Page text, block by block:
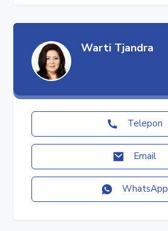
#rumahproperti
#tanjungduren
#apartemenmediterania
#apartemendijual
#apartemendisewa
#jualapartemen
#apartemenstrategis
#apartemen
#apartemenjakarta
#apartemenjakartabarat
Warti Tjandra
Telepon
Email
WhatsApp